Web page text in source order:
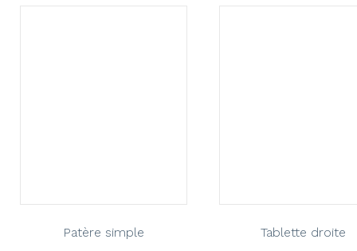
Patère simple Tablette droite